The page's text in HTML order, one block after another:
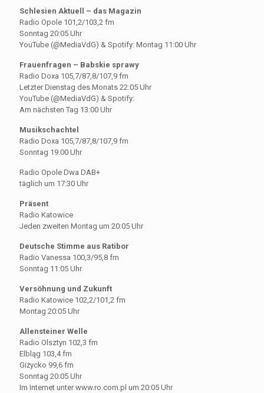
Schlesien Aktuell – das Magazin
Radio Opole 101,2/103,2 fm
Sonntag 20:05 Uhr
YouTube (@MediaVdG) & Spotify: Montag 11:00 Uhr
Frauenfragen – Babskie sprawy
Radio Doxa 105,7/87,8/107,9 fm
Letzter Dienstag des Monats 22:05 Uhr
YouTube (@MediaVdG) & Spotify:
Am nächsten Tag 13:00 Uhr
Musikschachtel
Radio Doxa 105,7/87,8/107,9 fm
Sonntag 19:00 Uhr
Radio Opole Dwa DAB+
täglich um 17:30 Uhr
Präsent
Radio Katowice
Jeden zweiten Montag um 20:05 Uhr
Deutsche Stimme aus Ratibor
Radio Vanessa 100,3/95,8 fm
Sonntag 11:05 Uhr
Versöhnung und Zukunft
Radio Katowice 102,2/101,2 fm
Montag 20:05 Uhr
Allensteiner Welle
Radio Olsztyn 102,3 fm
Elbląg 103,4 fm
Giżycko 99,6 fm
Sonntag 20:05 Uhr
Im Internet unter www.ro.com.pl um 20:05 Uhr